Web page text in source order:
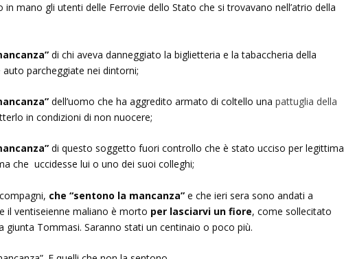
mano gli utenti delle Ferrovie dello Stato che si trovavano nell’atrio della
di chi aveva danneggiato la biglietteria e la tabaccheria della
parcheggiate nei dintorni;
dell’uomo che ha aggredito armato di coltello una pattuglia della
in condizioni di non nuocere;
di questo soggetto fuori controllo che è stato ucciso per legittima
che uccidesse lui o uno dei suoi colleghi;
che “sentono la mancanza” e che ieri sera sono andati a
il ventiseienne maliano è morto per lasciarvi un fiore, come sollecitato
giunta Tommasi. Saranno stati un centinaio o poco più.